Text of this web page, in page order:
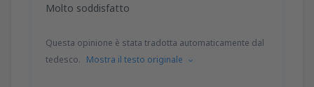
Molto soddisfatto
Questa opinione è stata tradotta automaticamente dal
tedesco. Mostra il testo originale